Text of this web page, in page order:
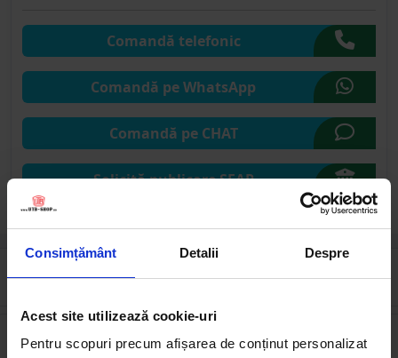
Consimțământ Detalii Despre
Acest site utilizează cookie-uri
Pentru scopuri precum afișarea de conținut personalizat
Comandă telefonic
Comandă pe WhatsApp
Comandă pe CHAT
Solicită publicare SEAP
Cumpărate frecvent împreună